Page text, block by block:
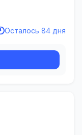
Осталось 84 дня